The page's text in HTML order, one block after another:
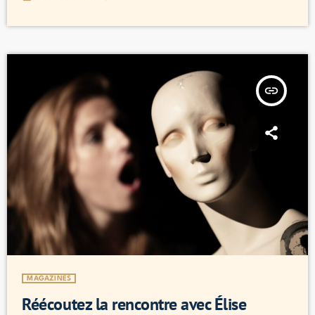
insert_link
MAGAZINES
Réécoutez la rencontre avec Élise